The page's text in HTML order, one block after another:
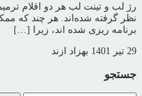
رژ لب و تینت لب هر دو اقلام
نظر گرفته شده‌اند. هر چند که
برنامه ریزی شده اند، زیرا […]
29 تیر 1401 بهزاد ازند
جستجو